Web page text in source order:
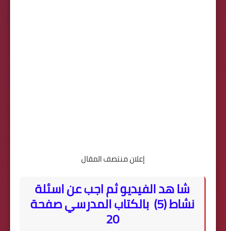
إعلان منتصف المقال
شا هد الفيديو ثم اجب عن اسئلة
نشاط (5) بالكتاب المدرسي صفحة
20